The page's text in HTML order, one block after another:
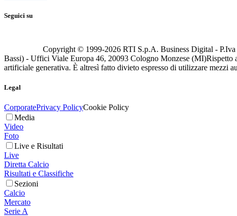
Seguici su
Copyright © 1999-2026 RTI S.p.A. Business Digital -
Bassi) - Uffici Viale Europa 46, 20093 Cologno Monzese (MI)Rispetto
artificiale generativa. È altresì fatto divieto espresso di utilizzare mezzi
Legal
CorporatePrivacy PolicyCookie Policy
Media
Video
Foto
Live e Risultati
Live
Diretta Calcio
Risultati e Classifiche
Sezioni
Calcio
Mercato
Serie A